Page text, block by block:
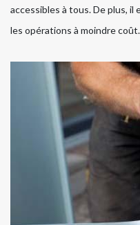
accessibles à tous. De plus,
les opérations à moindre coût.